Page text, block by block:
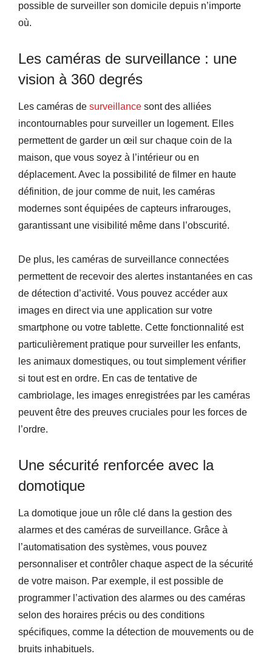
possible de surveiller son domicile depuis n’importe
où.
Les caméras de surveillance : une
vision à 360 degrés
Les caméras de surveillance sont des alliées
incontournables pour surveiller un logement. Elles
permettent de garder un œil sur chaque coin de la
maison, que vous soyez à l’intérieur ou en
déplacement. Avec la possibilité de filmer en haute
définition, de jour comme de nuit, les caméras
modernes sont équipées de capteurs infrarouges,
garantissant une visibilité même dans l’obscurité.
De plus, les caméras de surveillance connectées
permettent de recevoir des alertes instantanées en cas
de détection d’activité. Vous pouvez accéder aux
images en direct via une application sur votre
smartphone ou votre tablette. Cette fonctionnalité est
particulièrement pratique pour surveiller les enfants,
les animaux domestiques, ou tout simplement vérifier
si tout est en ordre. En cas de tentative de
cambriolage, les images enregistrées par les caméras
peuvent être des preuves cruciales pour les forces de
l’ordre.
Une sécurité renforcée avec la
domotique
La domotique joue un rôle clé dans la gestion des
alarmes et des caméras de surveillance. Grâce à
l’automatisation des systèmes, vous pouvez
personnaliser et contrôler chaque aspect de la sécurité
de votre maison. Par exemple, il est possible de
programmer l’activation des alarmes ou des caméras
selon des horaires précis ou des conditions
spécifiques, comme la détection de mouvements ou de
bruits inhabituels.